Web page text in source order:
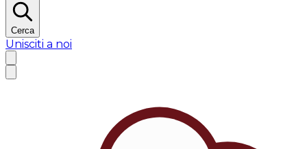
Cerca
Unisciti a noi